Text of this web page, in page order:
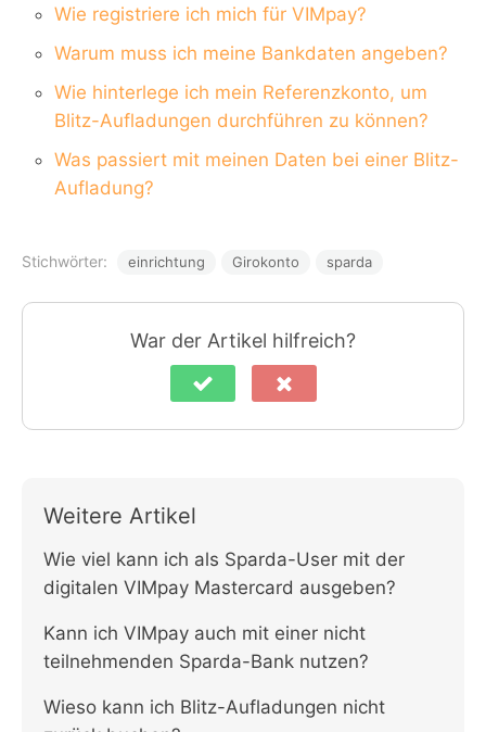
Wie registriere ich mich für VIMpay?
Warum muss ich meine Bankdaten angeben?
Wie hinterlege ich mein Referenzkonto, um
Blitz-Aufladungen durchführen zu können?
Was passiert mit meinen Daten bei einer Blitz-
Aufladung?
Stichwörter: einrichtung Girokonto sparda
War der Artikel hilfreich?
Weitere Artikel
Wie viel kann ich als Sparda-User mit der
digitalen VIMpay Mastercard ausgeben?
Kann ich VIMpay auch mit einer nicht
teilnehmenden Sparda-Bank nutzen?
Wieso kann ich Blitz-Aufladungen nicht